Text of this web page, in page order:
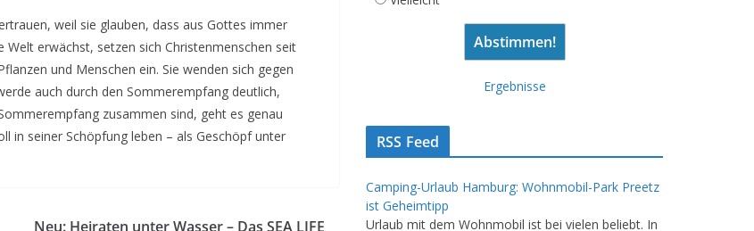
weil sie glauben, dass aus Gottes immer
erwächst, setzen sich Christenmenschen seit
und Menschen ein. Sie wenden sich gegen
auch durch den Sommerempfang deutlich,
zusammen sind, geht es genau
in seiner Schöpfung leben – als Geschöpf unter
Neu: Heiraten unter Wasser – Das SEA LIFE
Ergebnisse
RSS Feed
Camping-Urlaub Hamburg: Wohnmobil-Park Preetz
ist Geheimtipp
Urlaub mit dem Wohnmobil ist bei vielen beliebt. In